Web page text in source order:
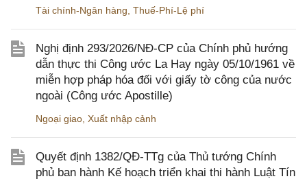
Tài chính-Ngân hàng Thuế-Phí-Lệ phí
Nghị định 293/2026/NĐ-CP của Chính phủ hướng
dẫn thực thi Công ước La Hay ngày 05/10/1961 về
miễn hợp pháp hóa đối với giấy tờ công của nước
ngoài (Công ước Apostille)
Ngoại giao Xuất nhập cảnh
Quyết định 1382/QĐ-TTg của Thủ tướng Chính
phủ ban hành Kế hoạch triển khai thi hành Luật Tín